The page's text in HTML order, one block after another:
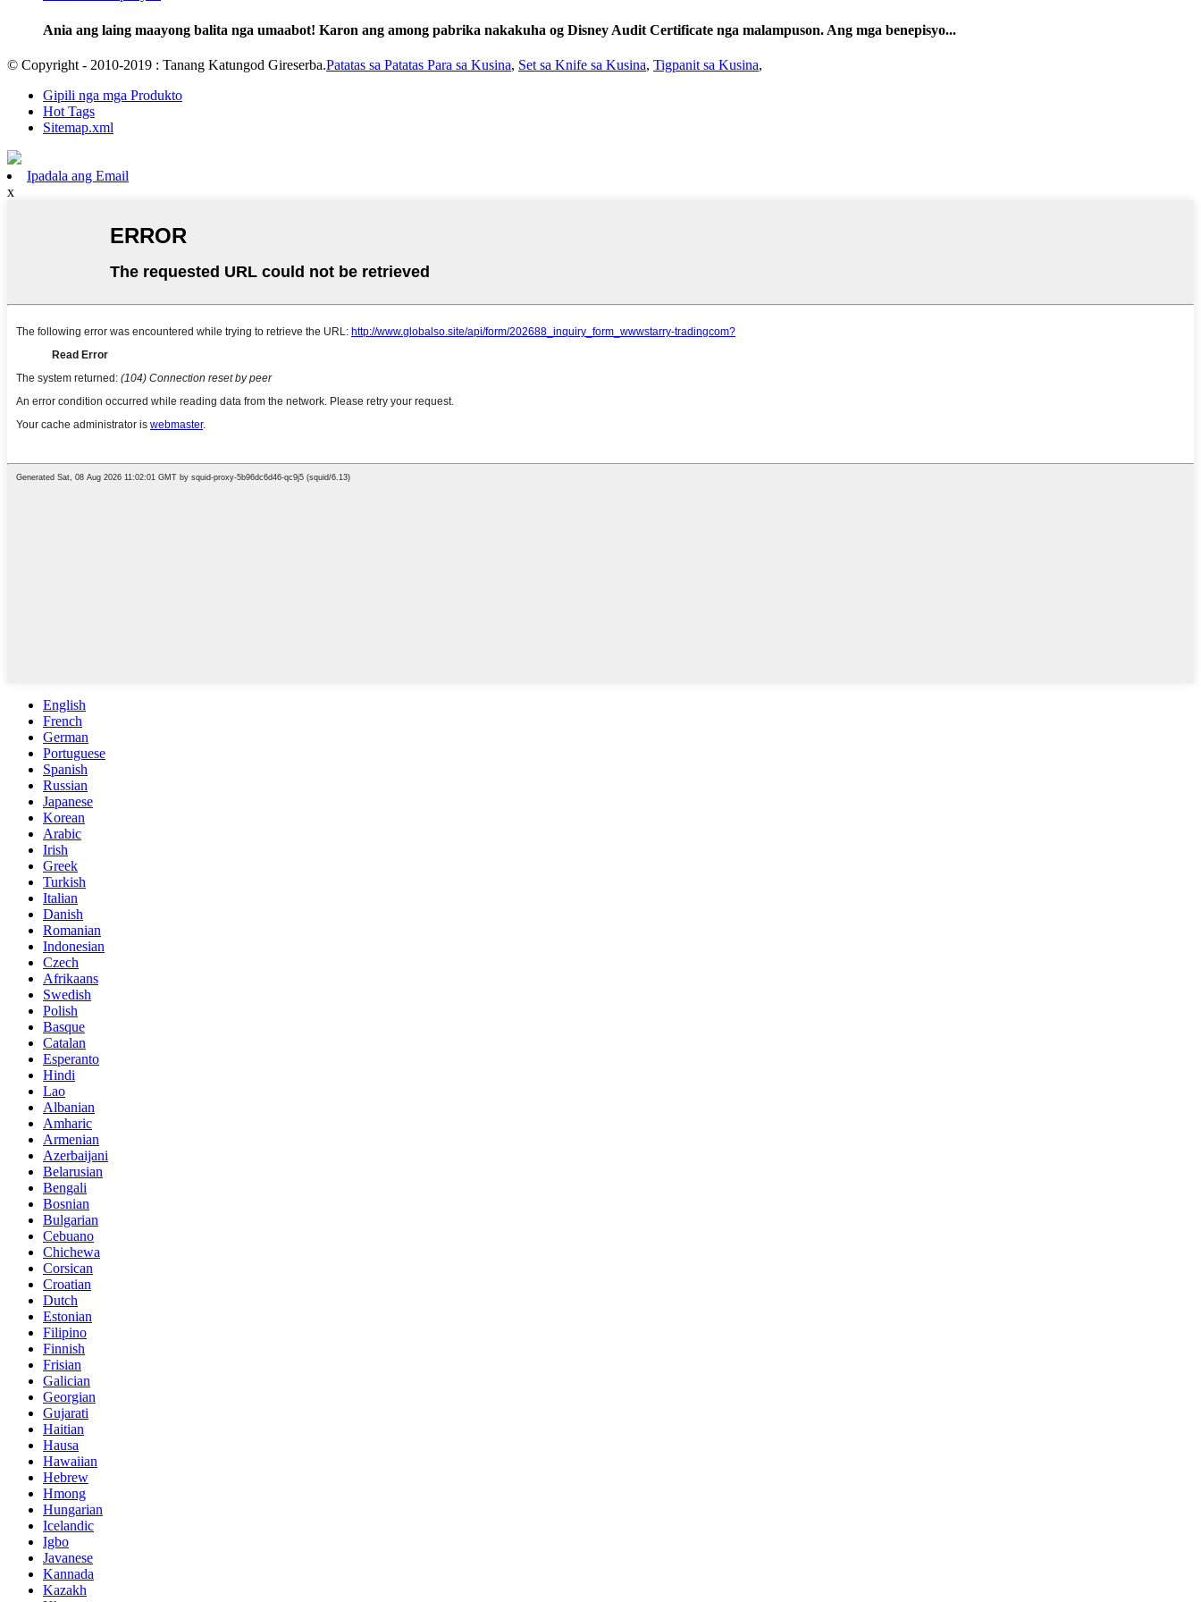
Ania ang laing maayong balita nga umaabot! Karon ang among pabrika nakakuha og Disney Audit Certificate nga malampuson. Ang mga benepisyo...
© Copyright - 2010-2019 : Tanang Katungod Gireserba.Patatas sa Patatas Para sa Kusina, Set sa Knife sa Kusina, Tigpanit sa Kusina,
Gipili nga mga Produkto
Hot Tags
Sitemap.xml
Ipadala ang Email
x
English
French
German
Portuguese
Spanish
Russian
Japanese
Korean
Arabic
Irish
Greek
Turkish
Italian
Danish
Romanian
Indonesian
Czech
Afrikaans
Swedish
Polish
Basque
Catalan
Esperanto
Hindi
Lao
Albanian
Amharic
Armenian
Azerbaijani
Belarusian
Bengali
Bosnian
Bulgarian
Cebuano
Chichewa
Corsican
Croatian
Dutch
Estonian
Filipino
Finnish
Frisian
Galician
Georgian
Gujarati
Haitian
Hausa
Hawaiian
Hebrew
Hmong
Hungarian
Icelandic
Igbo
Javanese
Kannada
Kazakh